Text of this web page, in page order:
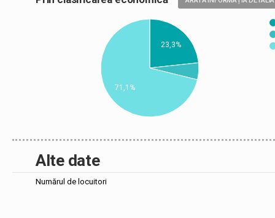
23,3%
71,1%
Alte date
Numărul de locuitori